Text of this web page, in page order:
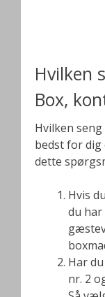
Hvilken
Box,
Hvilken
bedst for dig
dette
Hvis
du
Har
nr. 2